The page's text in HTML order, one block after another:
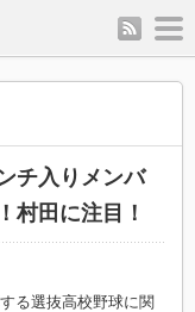
rss
チ入りメンバ
村田に注目！
る選抜高校野球に関